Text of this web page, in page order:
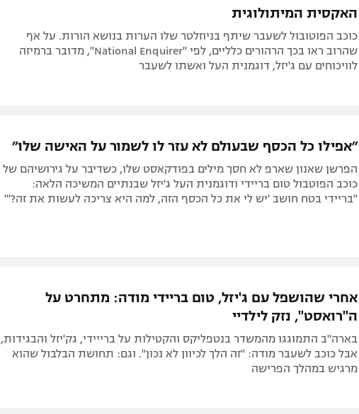
האקסית המיתולוגית
כוכב הפוטובול לשעבר שיתף בניוזלטר שלו הערות בנושא הורות. על אף
שהרוב ראו בכך הרהורים כלליים, לפי "National Enquirer", מדובר ברמיזה
לוויכוחים עם ג'יזל, דוגמנית העל ואשתו לשעבר
״אפילו כל הכסף שבעולם לא עזר לו לשמור על האישה שלו״
הפרשן שאנון שארפ לא חסך מילים בפודקאסט שלו, כשדיבר על גירושיהם של
כוכב הפוטבול טום בריידי ודוגמנית העל ג'יזל שבנתיים המשיכה הלאה:
"בריידי בטח חושב 'יש לי את כל הכסף הזה, למה היא צריכה לעשות את זה?'"
אחרי שהושפל עם ג'יזל, טום בריידי מודה: מתחרט על
ה"רואסט", נזק לילדיי
בארה"ב התמוגגו מהמשדר בנטפליקס והקטילות על ברייידי, גק'יזל והבגידות,
אבל כוכב לשעבר מודה: "זה הלך לכיוון לא נכון". וגם: תחושת הבלבול שהוא
מרגיש במהלך הפרישה